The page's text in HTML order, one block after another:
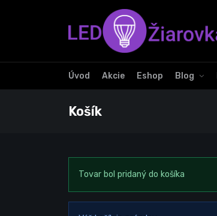
Úvod Akcie Eshop Blog
Košík
Tovar bol pridaný do košíka